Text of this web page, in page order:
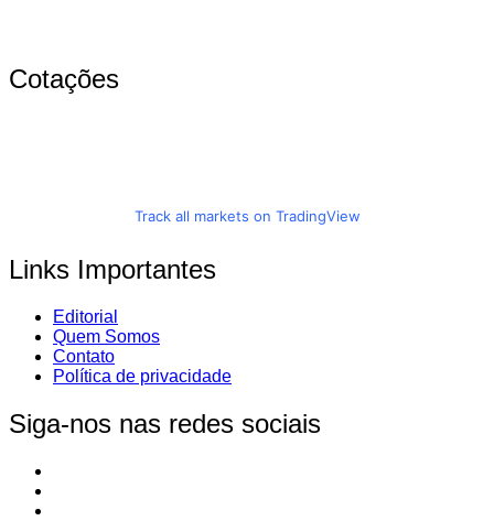
Cotações
Track all markets on TradingView
Links Importantes
Editorial
Quem Somos
Contato
Política de privacidade
Siga-nos nas redes sociais